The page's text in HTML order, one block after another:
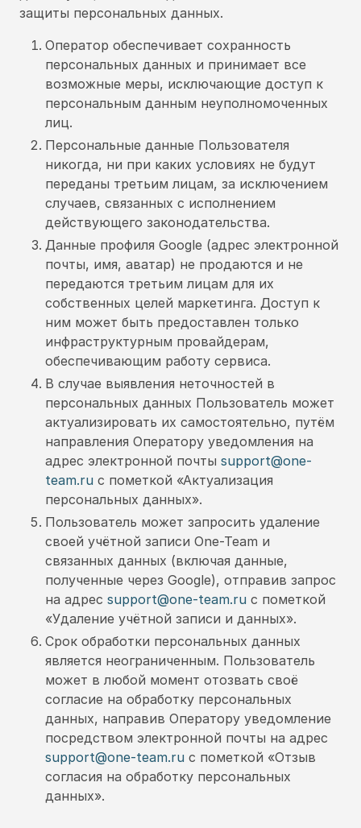
защиты персональных данных.
Оператор обеспечивает сохранность
персональных данных и принимает все
возможные меры, исключающие доступ к
персональным данным неуполномоченных
лиц.
Персональные данные Пользователя
никогда, ни при каких условиях не будут
переданы третьим лицам, за исключением
случаев, связанных с исполнением
действующего законодательства.
Данные профиля Google (адрес электронной
почты, имя, аватар) не продаются и не
передаются третьим лицам для их
собственных целей маркетинга. Доступ к
ним может быть предоставлен только
инфраструктурным провайдерам,
обеспечивающим работу сервиса.
В случае выявления неточностей в
персональных данных Пользователь может
актуализировать их самостоятельно, путём
направления Оператору уведомления на
адрес электронной почты support@one-
team.ru с пометкой «Актуализация
персональных данных».
Пользователь может запросить удаление
своей учётной записи One-Team и
связанных данных (включая данные,
полученные через Google), отправив запрос
на адрес support@one-team.ru с пометкой
«Удаление учётной записи и данных».
Срок обработки персональных данных
является неограниченным. Пользователь
может в любой момент отозвать своё
согласие на обработку персональных
данных, направив Оператору уведомление
посредством электронной почты на адрес
support@one-team.ru с пометкой «Отзыв
согласия на обработку персональных
данных».